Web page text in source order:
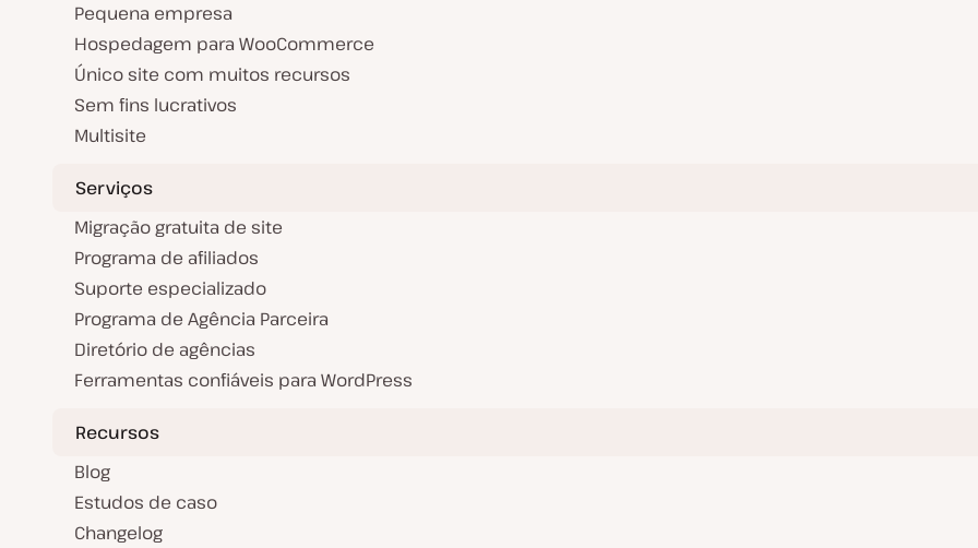
Pequena empresa
Hospedagem para WooCommerce
Único site com muitos recursos
Sem fins lucrativos
Multisite
Serviços
Migração gratuita de site
Programa de afiliados
Suporte especializado
Programa de Agência Parceira
Diretório de agências
Ferramentas confiáveis para WordPress
Recursos
Blog
Estudos de caso
Changelog